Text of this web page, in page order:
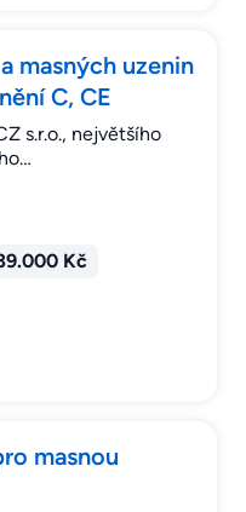
masných uzenin
C, CE
s.r.o., největšího
Kč
masnou